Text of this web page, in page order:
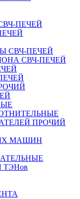
ПЕЧЕЙ
СВЧ-ПЕЧЕЙ
СВЧ-ПЕЧЕЙ
ПРОЧИЙ
МАШИН
ТЭНов